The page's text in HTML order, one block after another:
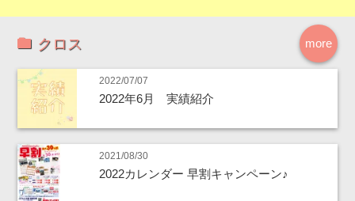
more
クロス
2022/07/07
2022年6月 実績紹介
2021/08/30
2022カレンダー 早割キャンペーン♪